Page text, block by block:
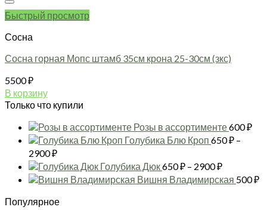
Быстрый просмотр
Сосна
Сосна горная Мопс штамб 35см крона 25-30см (зкс)
5500₽
В корзину
Только что купили
Розы в ассортименте600₽
Голубика Блю Кроп 650₽ –
2900₽Диапазон
цен:
650 ₽
2900 ₽
Голубика Дюк650₽ – 2900₽Диапазон
цен:
Вишня Владимирская 500₽
Популярное